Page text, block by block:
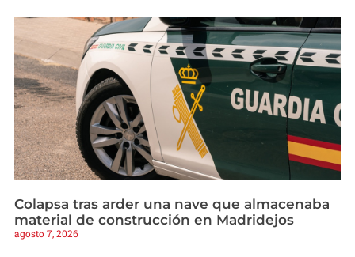
Colapsa tras arder una nave que almacenaba
material de construcción en Madridejos
agosto 7, 2026